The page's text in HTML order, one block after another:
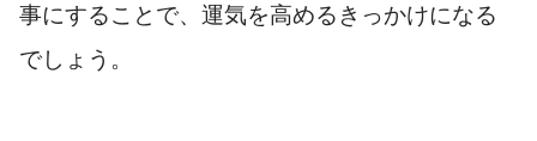
事にすることで、運気を高めるきっかけになる
でしょう。